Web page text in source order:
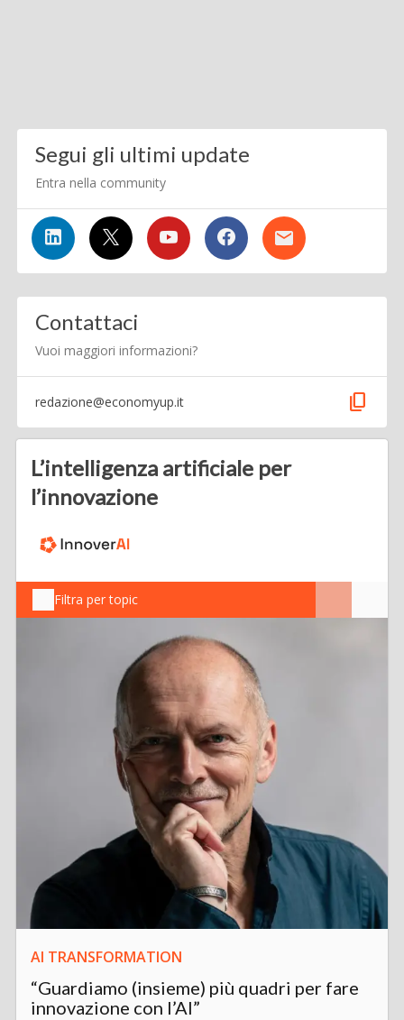
Segui gli ultimi update
Entra nella community
Contattaci
Vuoi maggiori informazioni?
redazione@economyup.it content_copy
L’intelligenza artificiale per
l’innovazione
Filtra per topic
AI TRANSFORMATION
“Guardiamo (insieme) più quadri per fare
innovazione con l’AI”